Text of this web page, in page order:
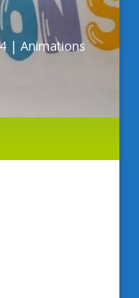
| Animations